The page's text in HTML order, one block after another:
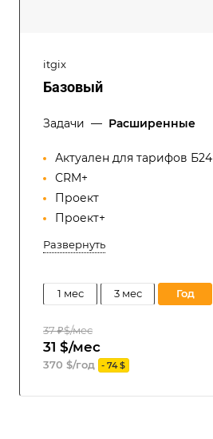
itgix
Базовый
Задачи — Расширенные
Актуален для тарифов Б24
СRM+
Проект
Проект+
Развернуть
1 мес 3 мес год
37 ₽$/мес
31 $/мес
370 $/год - 74 $